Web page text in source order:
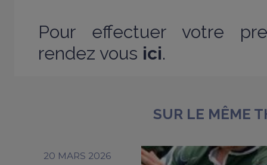
Pour effectuer votre
rendez vous ici.
SUR LE MÊME
20 MARS 2026